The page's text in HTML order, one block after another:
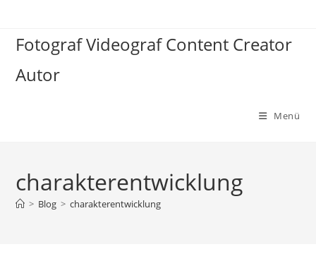
springen
Fotograf Videograf Content Creator
Autor
Menü
charakterentwicklung
> Blog > charakterentwicklung